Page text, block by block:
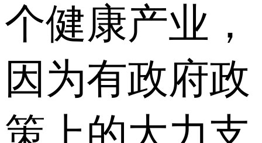
个健康产业，
因为有政府政
策上的大力支